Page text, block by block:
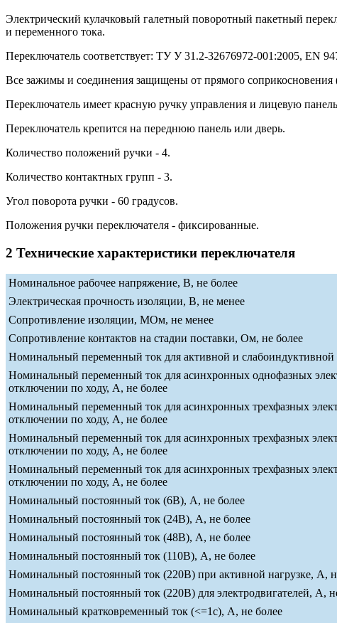
Электрический кулачковый галетный поворотный пакетный
и переменного тока.
Переключатель соответствует: ТУ У 31.2-32676972-001:2005, EN
Все зажимы и соединения защищены от прямого соприкосновения
Переключатель имеет красную ручку управления и лицевую
Переключатель крепится на переднюю панель или дверь.
Количество положений ручки - 4.
Количество контактных групп - 3.
Угол поворота ручки - 60 градусов.
Положения ручки переключателя - фиксированные.
2 Технические характеристики переключателя
Номинальное рабочее напряжение, В, не более
Электрическая прочность изоляции, В, не менее
Сопротивление изоляции, МОм, не менее
Сопротивление контактов на стадии поставки, Ом, не более
Номинальный переменный ток для активной и слабоиндуктивной
Номинальный переменный ток для асинхронных однофазных
отключении по ходу, А, не более
Номинальный переменный ток для асинхронных трехфазных
отключении по ходу, А, не более
Номинальный переменный ток для асинхронных трехфазных
отключении по ходу, А, не более
Номинальный переменный ток для асинхронных трехфазных
отключении по ходу, А, не более
Номинальный постоянный ток (6В), А, не более
Номинальный постоянный ток (24В), А, не более
Номинальный постоянный ток (48В), А, не более
Номинальный постоянный ток (110В), А, не более
Номинальный постоянный ток (220В) при активной нагрузке, А,
Номинальный постоянный ток (220В) для электродвигателей, А,
Номинальный кратковременный ток (<=1c), А, не более